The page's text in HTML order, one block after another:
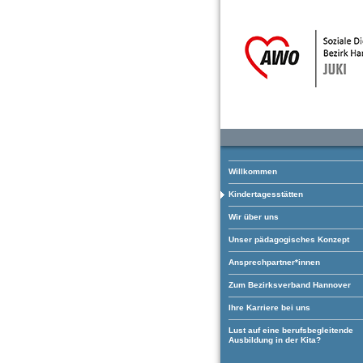
Willkommen
Kindertagesstätten
Wir über uns
Unser pädagogisches Konzept
Ansprechpartner*innen
Zum Bezirksverband Hannover
Ihre Karriere bei uns
Lust auf eine berufsbegleitende
Ausbildung in der Kita?